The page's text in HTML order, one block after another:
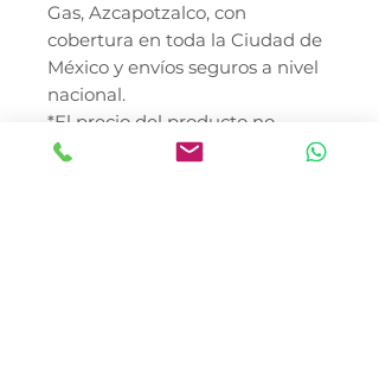
Gas, Azcapotzalco, con
cobertura en toda la Ciudad de
México y envíos seguros a nivel
nacional.
*El precio del producto no
incluye costo de envío. El uso de